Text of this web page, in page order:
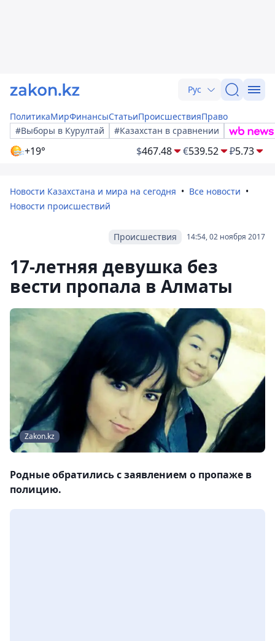
Рус
ПолитикаМирФинансыСтатьиПроисшествияПраво
#Выборы в Курултай
#Казахстан в сравнении
+19° $467.48 €539.52 ₽5.73
Новости Казахстана и мира на сегодня
Все новости
Новости происшествий
14:54, 02 ноября 2017
Происшествия
17-летняя девушка без
вести пропала в Алматы
Zakon.kz
Родные обратились с заявлением о пропаже в
полицию.